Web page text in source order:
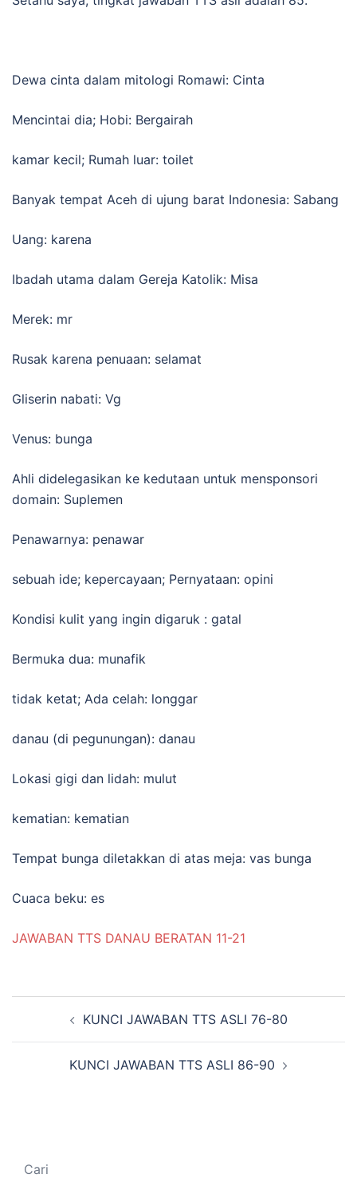
Dewa cinta dalam mitologi Romawi: Cinta
Mencintai dia; Hobi: Bergairah
kamar kecil; Rumah luar: toilet
Banyak tempat Aceh di ujung barat Indonesia: Sabang
Uang: karena
Ibadah utama dalam Gereja Katolik: Misa
Merek: mr
Rusak karena penuaan: selamat
Gliserin nabati: Vg
Venus: bunga
Ahli didelegasikan ke kedutaan untuk mensponsori
domain: Suplemen
Penawarnya: penawar
sebuah ide; kepercayaan; Pernyataan: opini
Kondisi kulit yang ingin digaruk : gatal
Bermuka dua: munafik
tidak ketat; Ada celah: longgar
danau (di pegunungan): danau
Lokasi gigi dan lidah: mulut
kematian: kematian
Tempat bunga diletakkan di atas meja: vas bunga
Cuaca beku: es
JAWABAN TTS DANAU BERATAN 11-21
Navigasi
Tulisan
KUNCI JAWABAN TTS ASLI 76-80
KUNCI JAWABAN TTS ASLI 86-90
Cari